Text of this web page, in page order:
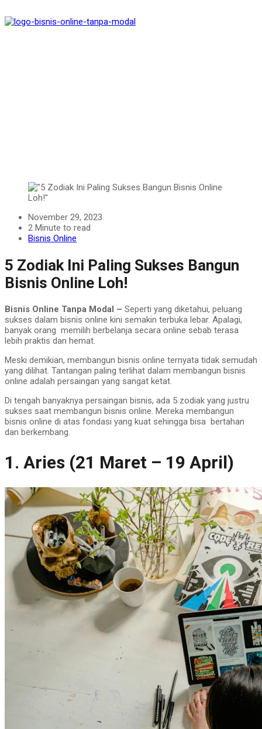
November 29, 2023
2 Minute to read
Bisnis Online
5 Zodiak Ini Paling Sukses Bangun
Bisnis Online Loh!
Bisnis Online Tanpa Modal – Seperti yang diketahui, peluang
sukses dalam bisnis online kini semakin terbuka lebar. Apalagi,
banyak orang memilih berbelanja secara online sebab terasa
lebih praktis dan hemat.
Meski demikian, membangun bisnis online ternyata tidak semudah
yang dilihat. Tantangan paling terlihat dalam membangun bisnis
online adalah persaingan yang sangat ketat.
Di tengah banyaknya persaingan bisnis, ada 5 zodiak yang justru
sukses saat membangun bisnis online. Mereka membangun
bisnis online di atas fondasi yang kuat sehingga bisa bertahan
dan berkembang.
1. Aries (21 Maret – 19 April)